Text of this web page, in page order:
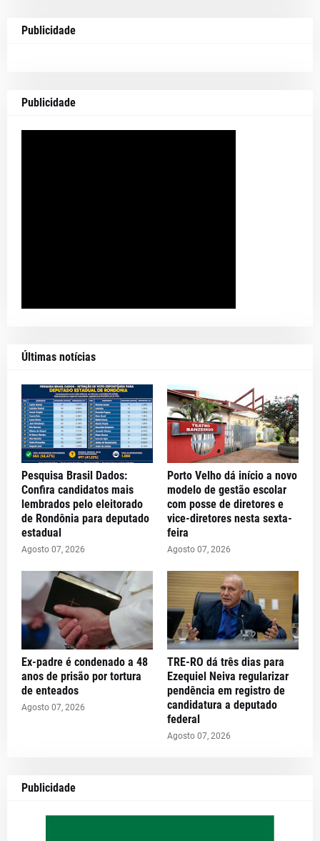
Publicidade
Publicidade
Últimas notícias
Pesquisa Brasil Dados:
Confira candidatos mais
lembrados pelo eleitorado
de Rondônia para deputado
estadual
Agosto 07, 2026
Porto Velho dá início a novo
modelo de gestão escolar
com posse de diretores e
vice-diretores nesta sexta-
feira
Agosto 07, 2026
Ex-padre é condenado a 48
anos de prisão por tortura
de enteados
Agosto 07, 2026
TRE-RO dá três dias para
Ezequiel Neiva regularizar
pendência em registro de
candidatura a deputado
federal
Agosto 07, 2026
Publicidade